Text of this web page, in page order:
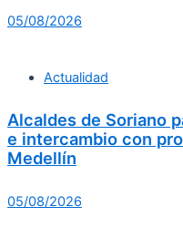
05/08/2026
Actualidad
Alcaldes de Soriano
e intercambio con
Medellín
05/08/2026